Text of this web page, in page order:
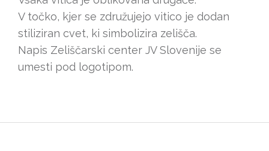
V točko, kjer se združujejo vitico je dodan
stiliziran cvet, ki simbolizira zelišča.
Napis Zeliščarski center JV Slovenije se
umesti pod logotipom.